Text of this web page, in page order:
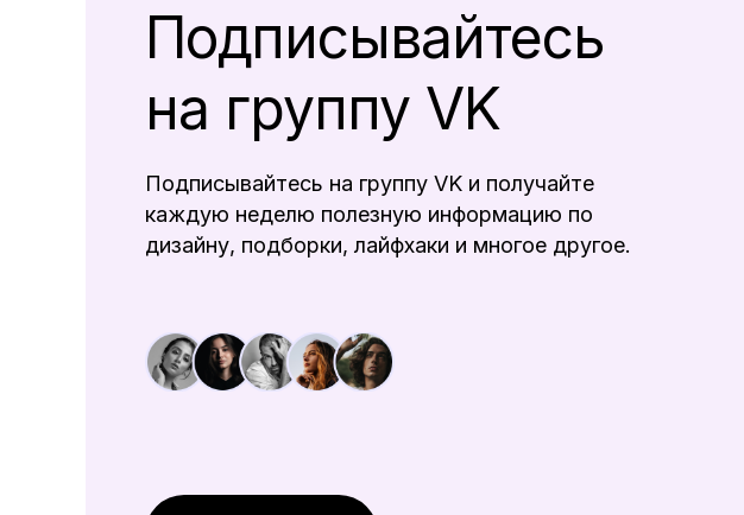
Подписывайтесь
на группу VK
Подписывайтесь на группу VK и получайте
каждую неделю полезную информацию по
дизайну, подборки, лайфхаки и многое другое.